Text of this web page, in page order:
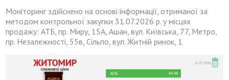
Моніторинг здійснено на основі інформації, отриманої за
методом контрольної закупки 31.07.2026 р. у місцях
продажу: АТБ, пр. Миру, 15А, Ашан, вул. Київська, 77, Метро,
пр. Незалежності, 55в, Сільпо, вул. Житній ринок, 1